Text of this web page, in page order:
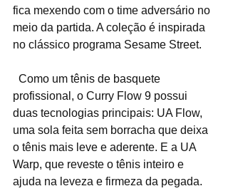
fica mexendo com o time adversário no
meio da partida. A coleção é inspirada
no clássico programa Sesame Street.
profissional, o Curry Flow 9 possui
duas tecnologias principais: UA Flow,
uma sola feita sem borracha que deixa
o tênis mais leve e aderente. E a UA
Warp, que reveste o tênis inteiro e
ajuda na leveza e firmeza da pegada.